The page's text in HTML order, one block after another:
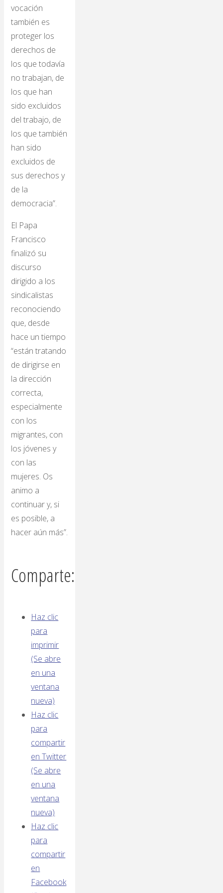
vocación
también es
proteger los
derechos de
los que todavía
no trabajan, de
los que han
sido excluidos
del trabajo, de
los que también
han sido
excluidos de
sus derechos y
de la
democracia”.
El Papa
Francisco
finalizó su
discurso
dirigido a los
sindicalistas
reconociendo
que, desde
hace un tiempo
“están tratando
de dirigirse en
la dirección
correcta,
especialmente
con los
migrantes, con
los jóvenes y
con las
mujeres. Os
animo a
continuar y, si
es posible, a
hacer aún más”.
Comparte:
Haz clic
para
imprimir
(Se abre
en una
ventana
nueva)
Haz clic
para
compartir
en Twitter
(Se abre
en una
ventana
nueva)
Haz clic
para
compartir
en
Facebook